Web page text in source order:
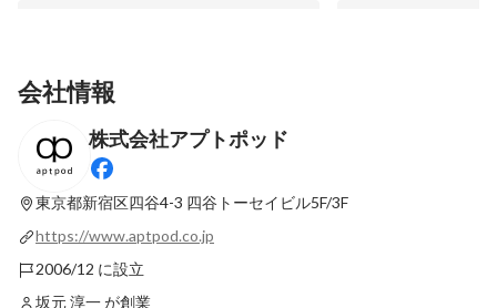
【TechBlog】WebCodecs による H.264
を再生する Video Player パーツの改善と
苦労の軌跡
最新順で表示
会社情報
株式会社アプトポッド
東京都新宿区四谷4-3 四谷トーセイビル5F/3F
https://www.aptpod.co.jp
2006/12 に設立
坂元 淳一 が創業